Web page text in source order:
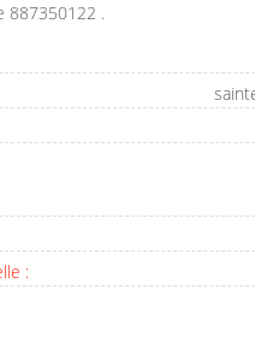
887350122 .
: